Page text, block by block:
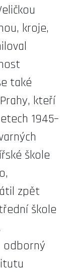
kroje,
také
kteří
1945–
škole
zpět
škole
odborný